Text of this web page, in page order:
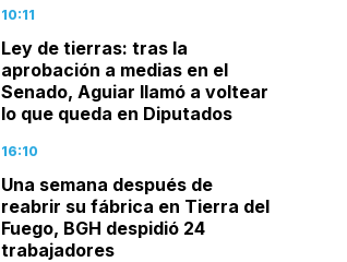
10:11
Ley de tierras: tras la
aprobación a medias en el
Senado, Aguiar llamó a voltear
lo que queda en Diputados
16:10
Una semana después de
reabrir su fábrica en Tierra del
Fuego, BGH despidió 24
trabajadores